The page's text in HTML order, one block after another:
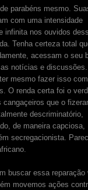
parabéns mesmo.
com uma intensidade
infinita nos ouvidos
Tenha certeza total
acessam o seu
notícias e
mesmo fazer isso
O renda certa foi o
que o
descriminatório,
de maneira capciosa,
secregacionista.
buscar essa reparação
movemos ações